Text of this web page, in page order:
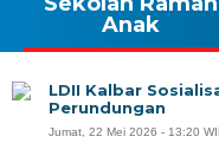
Anak
LDII Kalbar
Perundungan
Jumat, 22 Mei 2026 - 13:20